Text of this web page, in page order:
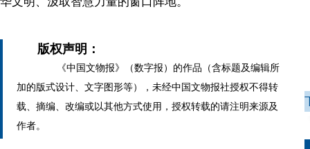
版权声明：
《中国文物报》（数字报）的作品（含标题及编辑所
加的版式设计、文字图形等），未经中国文物报社授权不得转
载、摘编、改编或以其他方式使用，授权转载的请注明来源及
作者。